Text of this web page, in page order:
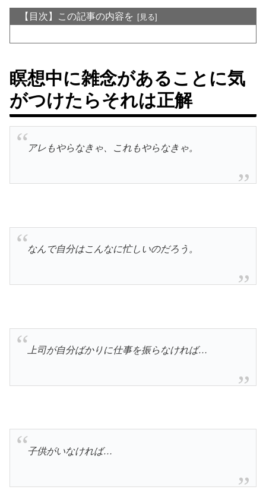
【目次】この記事の内容を
瞑想中に雑念があることに気
がつけたらそれは正解
アレもやらなきゃ、これもやらなきゃ。
なんで自分はこんなに忙しいのだろう。
上司が自分ばかりに仕事を振らなければ…
子供がいなければ…